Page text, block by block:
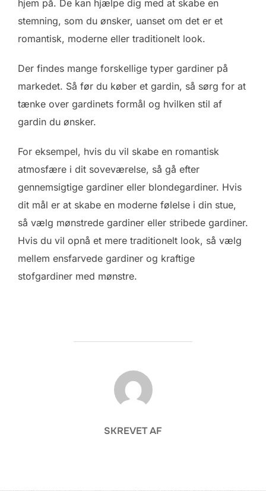
hjem på. De kan hjælpe dig med at skabe en
stemning, som du ønsker, uanset om det er et
romantisk, moderne eller traditionelt look.
Der findes mange forskellige typer gardiner på
markedet. Så før du køber et gardin, så sørg for at
tænke over gardinets formål og hvilken stil af
gardin du ønsker.
For eksempel, hvis du vil skabe en romantisk
atmosfære i dit soveværelse, så gå efter
gennemsigtige gardiner eller blondegardiner. Hvis
dit mål er at skabe en moderne følelse i din stue,
så vælg mønstrede gardiner eller stribede gardiner.
Hvis du vil opnå et mere traditionelt look, så vælg
mellem ensfarvede gardiner og kraftige
stofgardiner med mønstre.
FORFATTER
SKREVET AF